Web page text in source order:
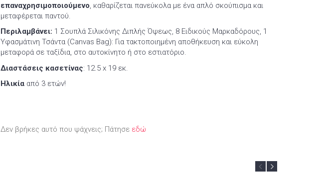
επαναχρησιμοποιούμενο, καθαρίζεται πανεύκολα με ένα απλό σκούπισμα και
μεταφέρεται παντού.
Περιλαμβάνει: 1 Σουπλά Σιλικόνης Διπλής Όψεως, 8 Ειδικούς Μαρκαδόρους, 1
Υφασμάτινη Τσάντα (Canvas Bag): Για τακτοποιημένη αποθήκευση και εύκολη
μεταφορά σε ταξίδια, στο αυτοκίνητο ή στο εστιατόριο.
Διαστάσεις κασετίνας: 12.5 x 19 εκ.
Ηλικία από 3 ετών!
Δεν βρήκες αυτό που ψάχνεις; Πάτησε εδώ